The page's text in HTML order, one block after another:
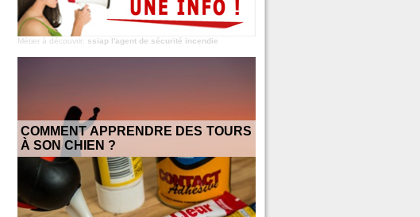
Métier à découvrir: ssiap l'agent de sécurité incendie
COMMENT APPRENDRE DES TOURS
À SON CHIEN ?